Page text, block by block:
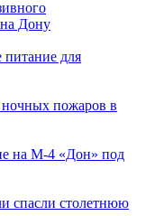
на Дону
питание для
пожаров в
на М-4 «Дон» под
спасли столетнюю